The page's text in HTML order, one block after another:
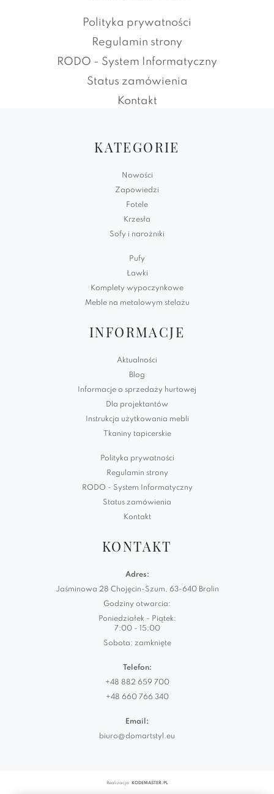
Polityka prywatności
Regulamin strony
RODO - System Informatyczny
Status zamówienia
Kontakt
KATEGORIE
Nowości
Zapowiedzi
Fotele
Krzesła
Sofy i narożniki
Pufy
Ławki
Komplety wypoczynkowe
Meble na metalowym stelażu
INFORMACJE
Aktualności
Blog
Informacje o sprzedaży hurtowej
Dla projektantów
Instrukcja użytkowania mebli
Tkaniny tapicerskie
Polityka prywatności
Regulamin strony
RODO - System Informatyczny
Status zamówienia
Kontakt
KONTAKT
Adres:
Jaśminowa 28 Chojęcin-Szum, 63-640 Bralin
Godziny otwarcia:
Poniedziałek - Piątek:
7:00 - 15:00
Sobota: zamknięte
Telefon:
+48 882 659 700
+48 660 766 340
Email:
biuro@domartstyl.eu
Realizacja: KODEMASTER.PL